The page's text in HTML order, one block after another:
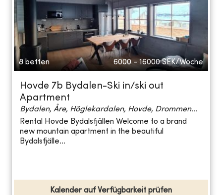
8 betten 6000 - 16000 SEK/Woche
Hovde 7b Bydalen-Ski in/ski out
Apartment
Bydalen, Åre, Höglekardalen, Hovde, Drommen...
Rental Hovde Bydalsfjällen Welcome to a brand
new mountain apartment in the beautiful
Bydalsfjälle...
Kalender auf Verfügbarkeit prüfen